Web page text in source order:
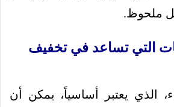
ملحوظ.
التي تساعد في تخفيف
الذي يعتبر أساسياً، يمكن أن